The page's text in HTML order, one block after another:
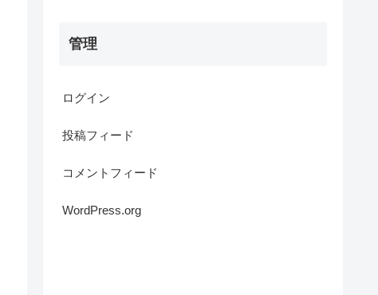
管理
ログイン
投稿フィード
コメントフィード
WordPress.org